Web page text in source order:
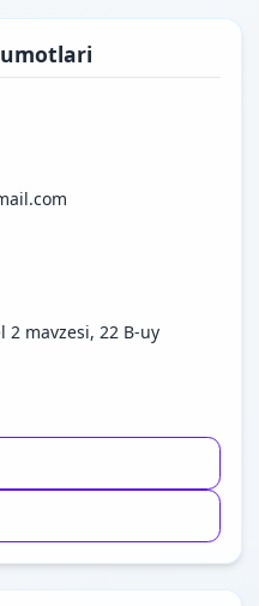
2 mavzesi, 22 B-uy